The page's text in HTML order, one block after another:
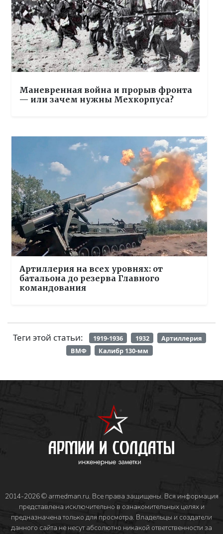
Маневренная война и прорыв фронта
— или зачем нужны Мехкорпуса?
Артиллерия на всех уровнях: от
батальона до резерва Главного
командования
Теги этой статьи: 1919-1936 1932
Артиллерия
ВМФ
Калибр 130-мм
2014-2026 © armedman.ru. Все права защищены. Вся информация
представлена исключительно в ознакомительных целях и
предназначена только для просмотра. Владельцы и создатели
данного сайта не несут абсолютно никакой ответственности за